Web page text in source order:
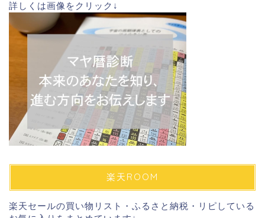
詳しくは画像をクリック↓
楽天ROOM
楽天セールの買い物リスト・ふるさと納税・リピしている